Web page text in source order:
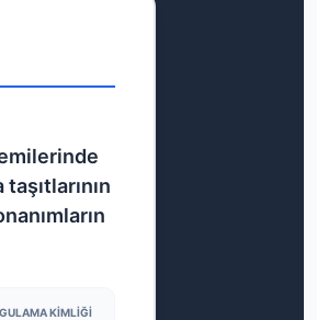
KIMLIĞI